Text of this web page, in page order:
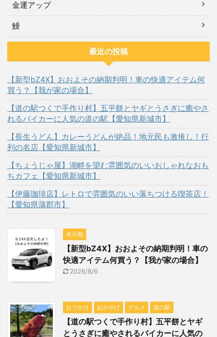
金運アップ
鰻
最近の投稿
【新型bZ4X】おおよその納期判明！車の快適アイテム何
買う？【我が家の場合】
【道の駅つくで手作り村】五平餅とヤギとうさぎに癒やさ
れるバイカーに人気の道の駅【愛知県新城市】
【長生うどん】カレーうどんが絶品！地元民も激推し！行
列の名店【愛知県新城市】
【ちょうじゃ屋】湖畔を望む雰囲気のいいおしゃれなおも
ちカフェ【愛知県新城市】
【伊藤珈琲店】レトロで雰囲気のいい落ちつける喫茶店！
【愛知県蒲郡市】
未分類
【新型bZ4X】おおよその納期判明！車の
快適アイテム何買う？【我が家の場合】
2026/8/6
おでかけ おみやげ グルメ 道の駅
【道の駅つくで手作り村】五平餅とヤギ
とうさぎに癒やされるバイカーに人気の